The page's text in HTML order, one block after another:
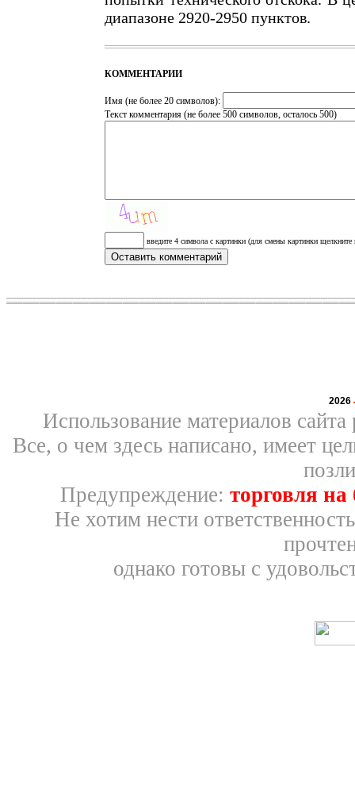
диапазоне 2920-2950 пунктов.
КОММЕНТАРИИ
Имя (не более 20 символов):
Текст комментария (не более 500 символов, осталось 500)
введите 4 символа с картинки (для смены картинки щелкните
2026
Использование материалов
Все, о чем здесь написано, имеет
Предупреждение: торговля
Не хотим нести
однако готовы с